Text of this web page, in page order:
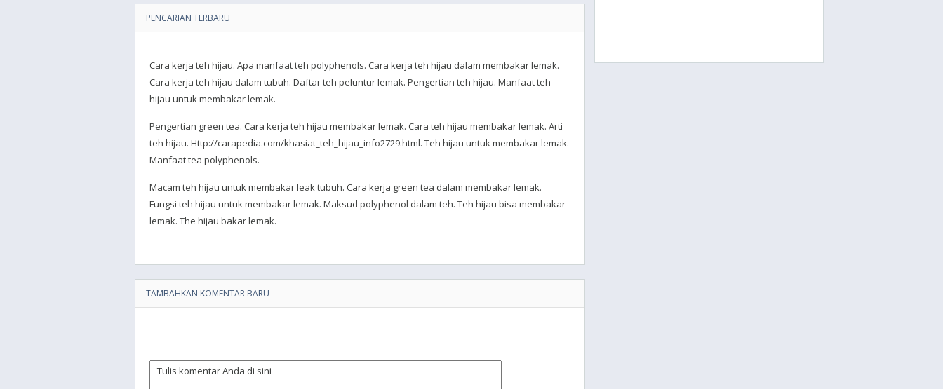
PENCARIAN TERBARU
Cara kerja teh hijau. Apa manfaat teh polyphenols. Cara kerja teh hijau dalam membakar lemak.
Cara kerja teh hijau dalam tubuh. Daftar teh peluntur lemak. Pengertian teh hijau. Manfaat teh
hijau untuk membakar lemak.
Pengertian green tea. Cara kerja teh hijau membakar lemak. Cara teh hijau membakar lemak. Arti
teh hijau. Http://carapedia.com/khasiat_teh_hijau_info2729.html. Teh hijau untuk membakar lemak.
Manfaat tea polyphenols.
Macam teh hijau untuk membakar leak tubuh. Cara kerja green tea dalam membakar lemak.
Fungsi teh hijau untuk membakar lemak. Maksud polyphenol dalam teh. Teh hijau bisa membakar
lemak. The hijau bakar lemak.
TAMBAHKAN KOMENTAR BARU